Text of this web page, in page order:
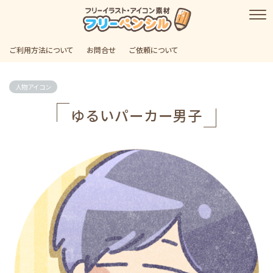
ご利用方法について お問合せ ご依頼について
人物アイコン
ゆるいパーカー男子